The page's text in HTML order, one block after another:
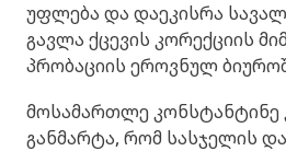
უფლება და დაეკისრა
გავლა ქცევის კორექციის
პრობაციის ეროვნულ
მოსამართლე კონსტანტინე
განმარტა, რომ სასჯელის